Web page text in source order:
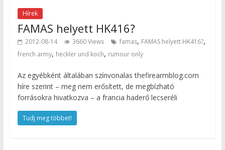
Hírek
FAMAS helyett HK416?
2012-08-14 3660 Views famas, FAMAS helyett HK416?,
french army, heckler und koch, rumour only
Az egyébként általában színvonalas thefirearmblog.com
híre szerint – meg nem erősített, de megbízható
forrásokra hivatkozva – a francia haderő lecseréli
Tudj meg többet!